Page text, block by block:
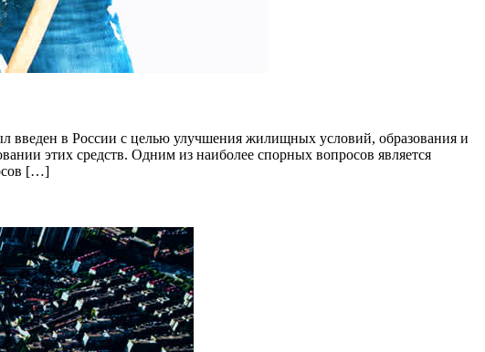
в России с целью улучшения жилищных условий, образования и
этих средств. Одним из наиболее спорных вопросов является
[…]